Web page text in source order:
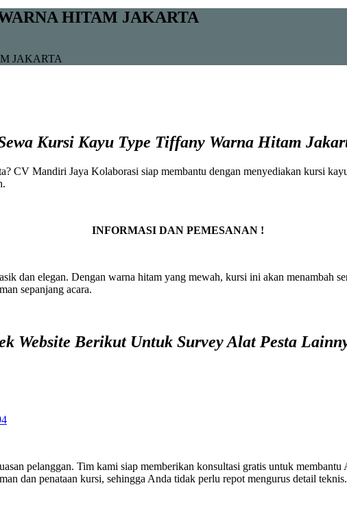
HITAM JAKARTA
JAKARTA
Kursi Kayu Type Tiffany Warna Hitam
CV Mandiri Jaya Kolaborasi siap membantu dengan menyediakan kursi
INFORMASI DAN PEMESANAN !
dan elegan. Dengan warna hitam yang mewah, kursi ini akan menambah
sepanjang acara.
Website Berikut Untuk Survey Alat Pesta
pelanggan. Tim kami siap memberikan konsultasi gratis untuk
dan penataan kursi, sehingga Anda tidak perlu repot mengurus detail teknis.